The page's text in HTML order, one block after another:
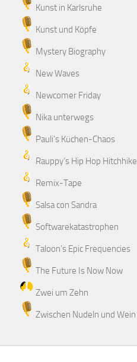
Kunst in Karlsruhe
Kunst und Köpfe
Mystery Biography
New Waves
Newcomer Friday
Nika unterwegs
Pauli's Küchen-Chaos
Rauppy’s Hip Hop Hitchhike
Remix-Tape
Salsa con Sandra
Softwarekatastrophen
Taloon’s Epic Frequencies
The Future Is Now Now
Zwei um Zehn
Zwischen Nudeln und Wein